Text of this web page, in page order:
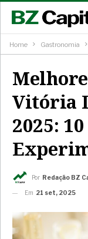
Home Gastronomia
Vitória
2025:
Por Redação BZ
Em 21 set, 2025